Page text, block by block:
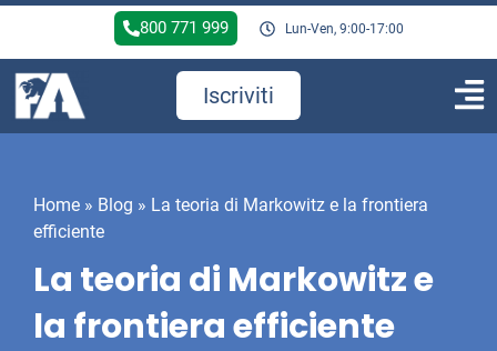
800 771 999 Lun-Ven, 9:00-17:00
Iscriviti
Home » Blog » La teoria di Markowitz e la frontiera
efficiente
La teoria di Markowitz e
la frontiera efficiente